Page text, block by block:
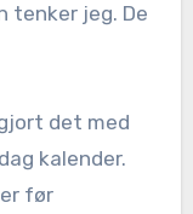
tenker jeg. De
det med
kalender.
før